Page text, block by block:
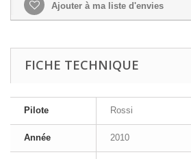
Ajouter à ma liste d'envies
FICHE TECHNIQUE
Pilote Rossi
Année 2010